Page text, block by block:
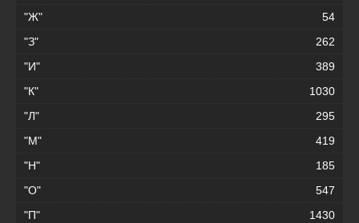
"Ж"
54
"З"
262
"И"
389
"К"
1030
"Л"
295
"М"
419
"Н"
185
"О"
547
"П"
1430